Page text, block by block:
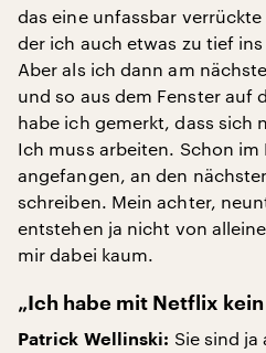
das eine unfassbar
der ich auch etwas zu tief
Aber als ich dann am
und so aus dem Fenster auf
habe ich gemerkt, dass sich
Ich muss arbeiten. Schon im
angefangen, an den
schreiben. Mein achter,
entstehen ja nicht von
mir dabei kaum.
„Ich habe mit Netflix
Patrick Wellinski: Sie sind